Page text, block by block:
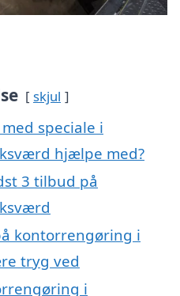
skjul
speciale i
hjælpe med?
3 tilbud på
kontorrengøring i
tryg ved
i